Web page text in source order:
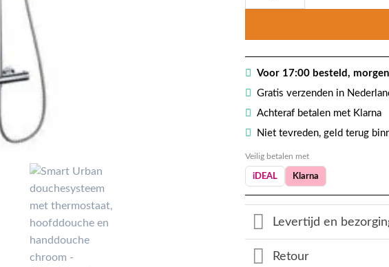
Voor 17:00 besteld,
Gratis verzenden in
Achteraf betalen met Klarna
Niet tevreden, geld terug
Veilig betalen met
iDEAL Klarna
Levertijd en
Retour